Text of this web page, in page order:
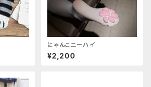
にゃんこニーハイ
¥2,200